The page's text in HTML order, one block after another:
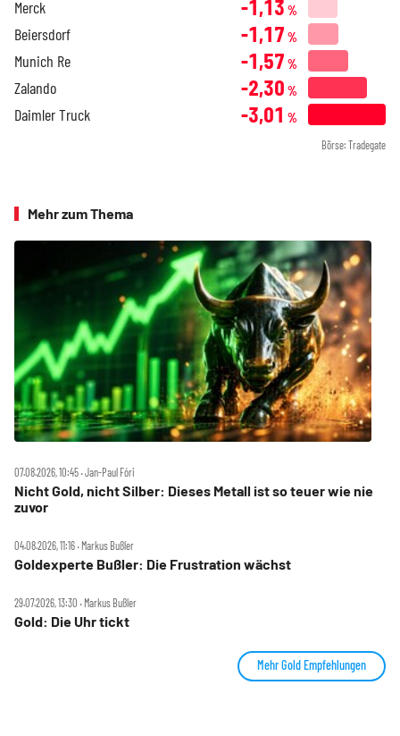
Merck -1,13 %
Beiersdorf -1,17 %
Munich Re -1,57 %
Zalando -2,30 %
Daimler Truck -3,01 %
Börse: Tradegate
Mehr zum Thema
07.08.2026, 10:45 ‧ Jan-Paul Fóri
Nicht Gold, nicht Silber: Dieses Metall ist so teuer wie nie
zuvor
04.08.2026, 11:16 ‧ Markus Bußler
Goldexperte Bußler: Die Frustration wächst
29.07.2026, 13:30 ‧ Markus Bußler
Gold: Die Uhr tickt
Mehr Gold Empfehlungen